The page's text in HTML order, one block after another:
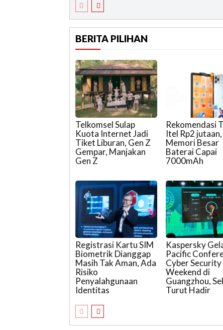
BERITA PILIHAN
Telkomsel Sulap
Kuota Internet Jadi
Tiket Liburan, Gen Z
Gempar, Manjakan
Gen Z
Rekomendasi
Itel Rp2 jutaan,
Memori Besar
Baterai Capai
7000mAh
Registrasi Kartu SIM
Biometrik Dianggap
Masih Tak Aman, Ada
Risiko
Penyalahgunaan
Identitas
Kaspersky
Pacific
Cyber Security
Weekend di
Guangzhou,
Turut Hadir